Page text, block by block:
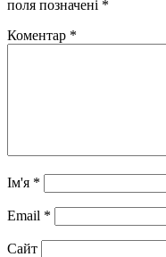
поля позначені *
Коментар *
Ім'я *
Email *
Сайт